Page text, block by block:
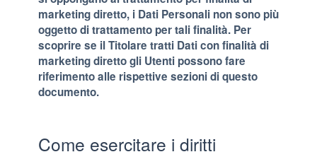
marketing diretto, i Dati Personali non sono più
oggetto di trattamento per tali finalità. Per
scoprire se il Titolare tratti Dati con finalità di
marketing diretto gli Utenti possono fare
riferimento alle rispettive sezioni di questo
documento.
Come esercitare i diritti